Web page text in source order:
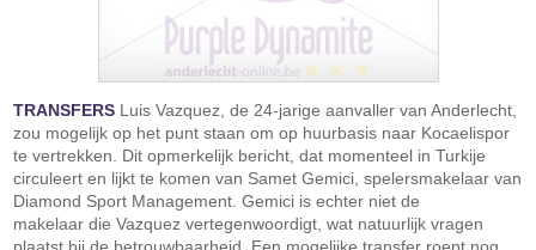
TRANSFERS Luis Vazquez, de 24-jarige aanvaller van Anderlecht,
zou mogelijk op het punt staan om op huurbasis naar Kocaelispor
te vertrekken. Dit opmerkelijk bericht, dat momenteel in Turkije
circuleert en lijkt te komen van Samet Gemici, spelersmakelaar van
Diamond Sport Management. Gemici is echter niet de
makelaar die Vazquez vertegenwoordigt, wat natuurlijk vragen